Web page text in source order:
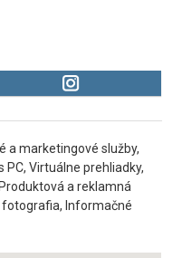
a marketingové služby,
Virtuálne prehliadky,
a reklamná
Informačné